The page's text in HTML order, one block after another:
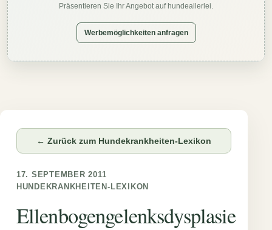
Präsentieren Sie Ihr Angebot auf hundeallerlei.
Werbemöglichkeiten anfragen
← Zurück zum Hundekrankheiten-Lexikon
17. SEPTEMBER 2011
HUNDEKRANKHEITEN-LEXIKON
Ellenbogengelenksdysplasie